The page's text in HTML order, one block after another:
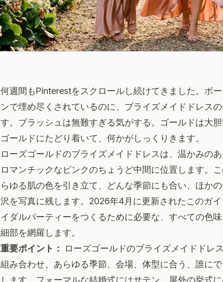
何週間もPinterestをスクロールし続けてきました。ボ
ンで埋め尽くされているのに、ブライズメイドドレス
す。ブラッシュは無難すぎる気がする。ゴールドは大
ゴールドにたどり着いて、何かがしっくりきます。
ローズゴールドのブライズメイドドレスは、温かみの
ロマンチックなピンクのちょうど中間に位置します。
らゆる肌の色を引き立て、どんな季節にも合い、ほか
沢を写真に残します。2026年4月に更新されたこのガ
イダルパーティーをつくるために必要な、すべての色
細部を網羅します。
重要ポイント：
ローズゴールドのブライズメイドドレ
組み合わせ、あらゆる季節、会場、体型に合う、誰に
します。フォーマルな結婚式にはサテン、屋外の挙式